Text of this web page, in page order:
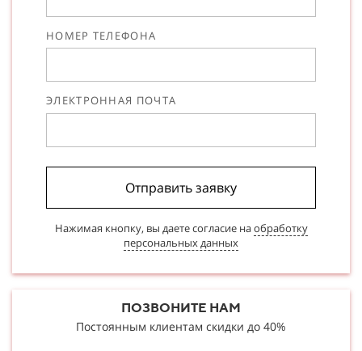
НОМЕР ТЕЛЕФОНА
ЭЛЕКТРОННАЯ ПОЧТА
Отправить заявку
Нажимая кнопку, вы даете согласие наобработку
персональных данных
ПОЗВОНИТЕ НАМ
Постоянным клиентам скидки до 40%